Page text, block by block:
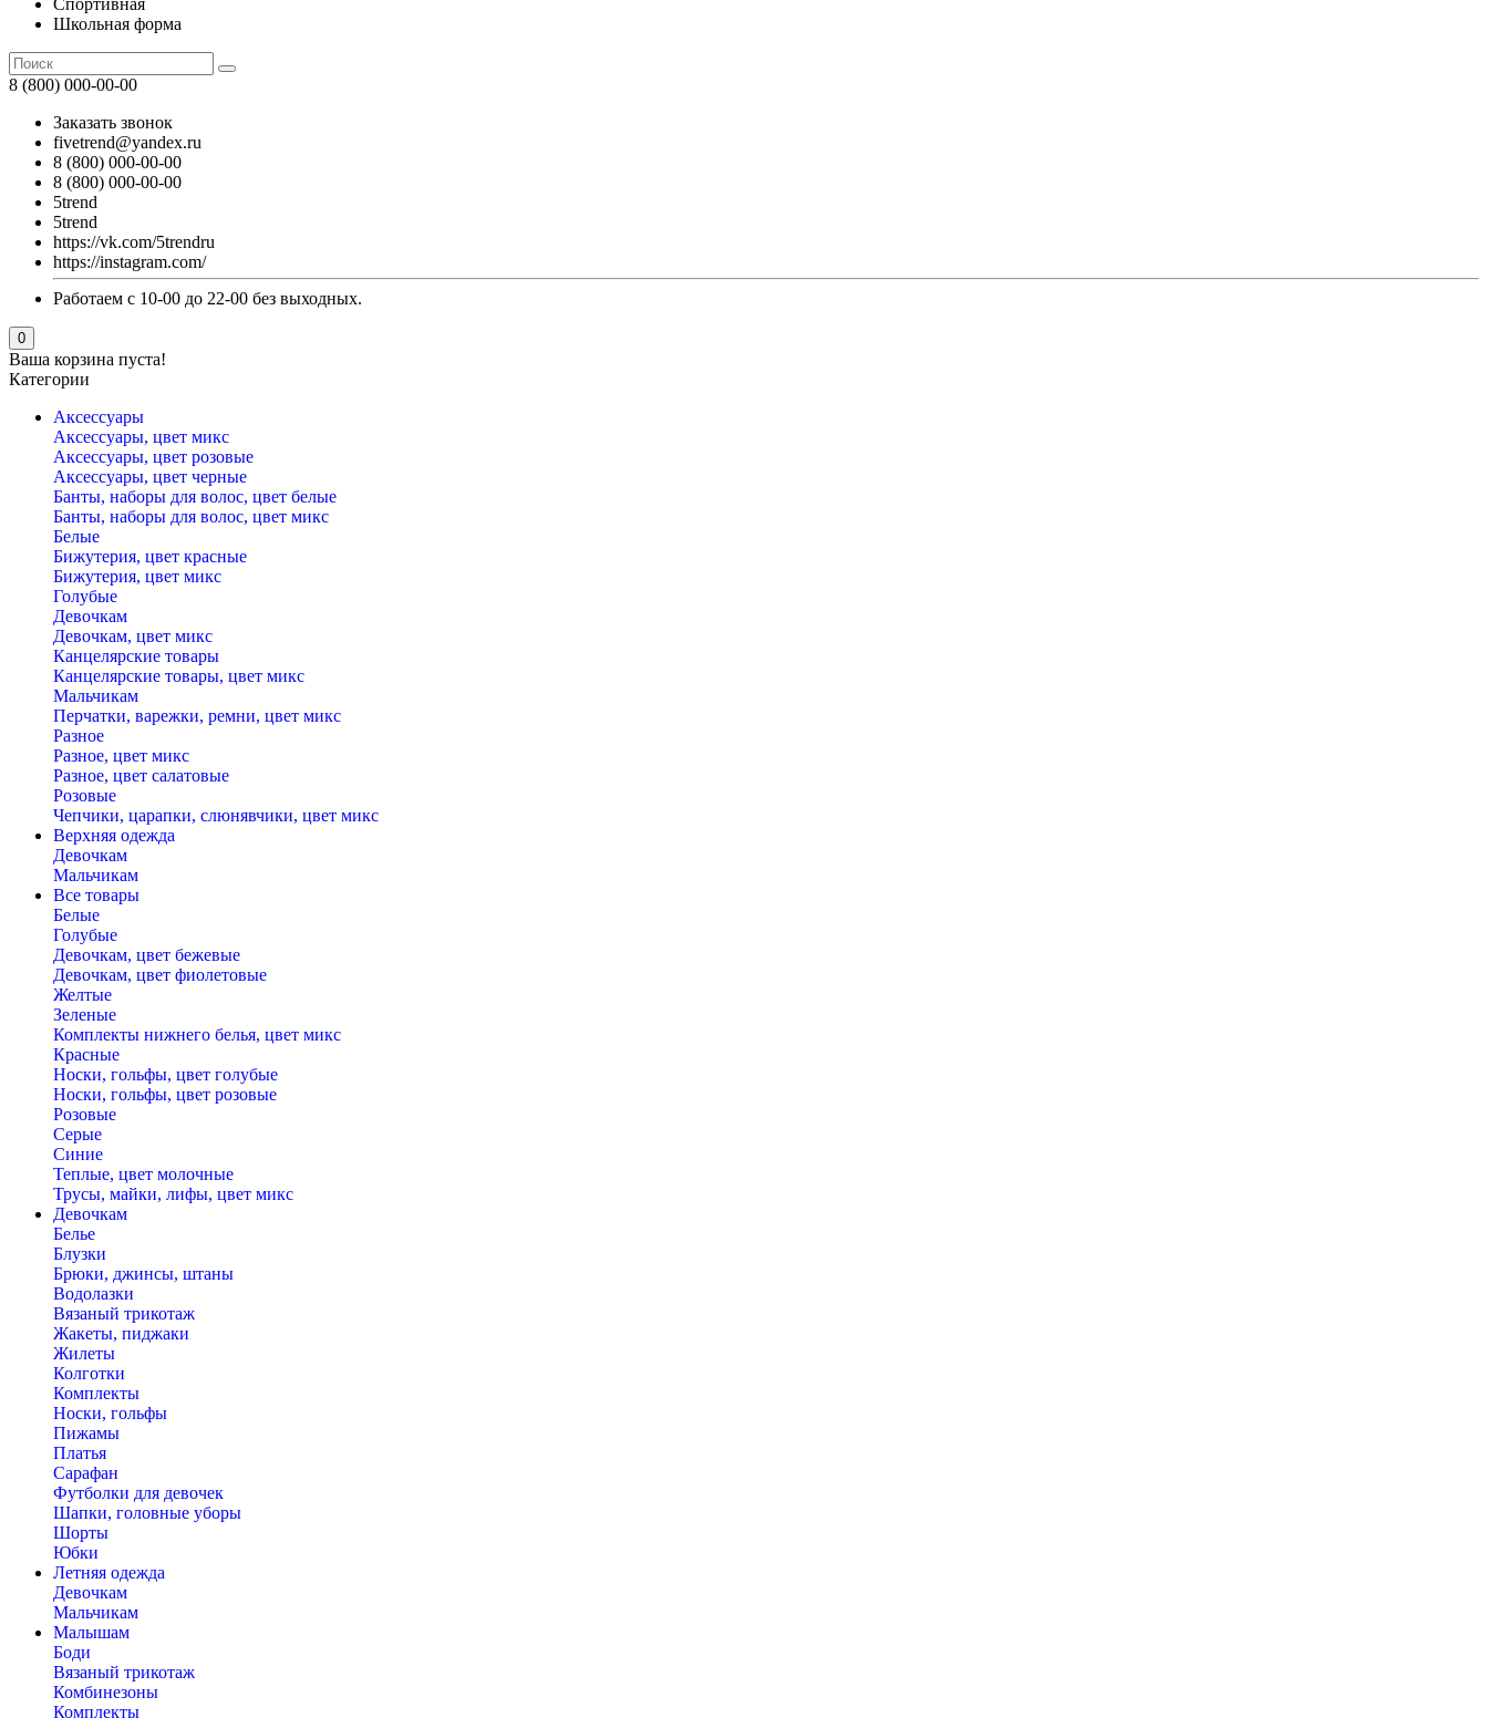
Спортивная
Школьная форма
8 (800) 000-00-00
Заказать звонок
fivetrend@yandex.ru
8 (800) 000-00-00
8 (800) 000-00-00
5trend
5trend
https://vk.com/5trendru
https://instagram.com/
Работаем с 10-00 до 22-00 без выходных.
0
Ваша корзина пуста!
Категории
Аксессуары
Аксессуары, цвет микс
Аксессуары, цвет розовые
Аксессуары, цвет черные
Банты, наборы для волос, цвет белые
Банты, наборы для волос, цвет микс
Белые
Бижутерия, цвет красные
Бижутерия, цвет микс
Голубые
Девочкам
Девочкам, цвет микс
Канцелярские товары
Канцелярские товары, цвет микс
Мальчикам
Перчатки, варежки, ремни, цвет микс
Разное
Разное, цвет микс
Разное, цвет салатовые
Розовые
Чепчики, царапки, слюнявчики, цвет микс
Верхняя одежда
Девочкам
Мальчикам
Все товары
Белые
Голубые
Девочкам, цвет бежевые
Девочкам, цвет фиолетовые
Желтые
Зеленые
Комплекты нижнего белья, цвет микс
Красные
Носки, гольфы, цвет голубые
Носки, гольфы, цвет розовые
Розовые
Серые
Синие
Теплые, цвет молочные
Трусы, майки, лифы, цвет микс
Девочкам
Белье
Блузки
Брюки, джинсы, штаны
Водолазки
Вязаный трикотаж
Жакеты, пиджаки
Жилеты
Колготки
Комплекты
Носки, гольфы
Пижамы
Платья
Сарафан
Футболки для девочек
Шапки, головные уборы
Шорты
Юбки
Летняя одежда
Девочкам
Мальчикам
Малышам
Боди
Вязаный трикотаж
Комбинезоны
Комплекты